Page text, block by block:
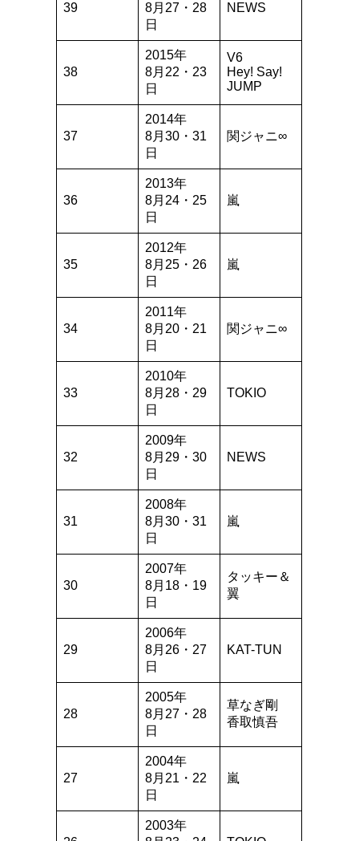
39
8月27・28
日
NEWS
38
2015年
8月22・23
日
V6
Hey! Say!
JUMP
37
2014年
8月30・31
日
関ジャニ∞
36
2013年
8月24・25
日
嵐
35
2012年
8月25・26
日
嵐
34
2011年
8月20・21
日
関ジャニ∞
33
2010年
8月28・29
日
TOKIO
32
2009年
8月29・30
日
NEWS
31
2008年
8月30・31
日
嵐
30
2007年
8月18・19
日
タッキー＆
翼
29
2006年
8月26・27
日
KAT-TUN
28
2005年
8月27・28
日
草なぎ剛
香取慎吾
27
2004年
8月21・22
日
嵐
2003年